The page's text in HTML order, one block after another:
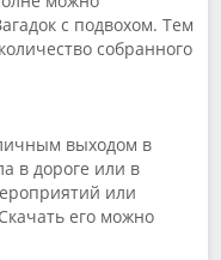
с подвохом. Тем
собранного
выходом в
в дороге или в
или
его можно